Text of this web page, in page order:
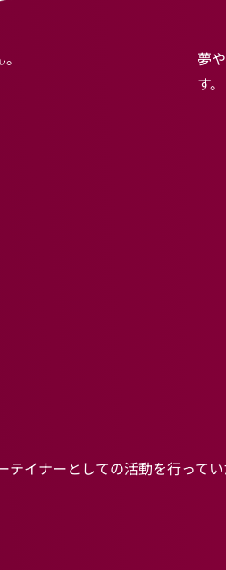
夢
す。
テイナーとしての活動を行って